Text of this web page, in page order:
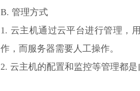
B. 管理方式
1. 云主机通过云平台进行管理，
作，而服务器需要人工操作。
2. 云主机的配置和监控等管理都